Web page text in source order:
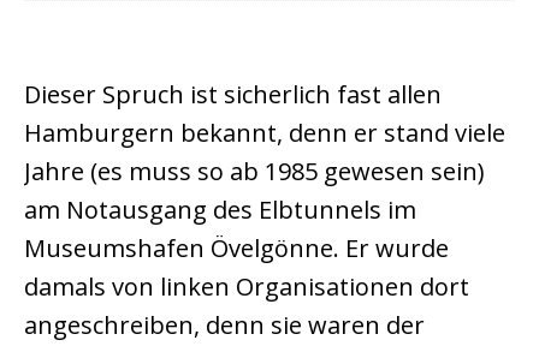
Dieser Spruch ist sicherlich fast allen
Hamburgern bekannt, denn er stand viele
Jahre (es muss so ab 1985 gewesen sein)
am Notausgang des Elbtunnels im
Museumshafen Övelgönne. Er wurde
damals von linken Organisationen dort
angeschreiben, denn sie waren der